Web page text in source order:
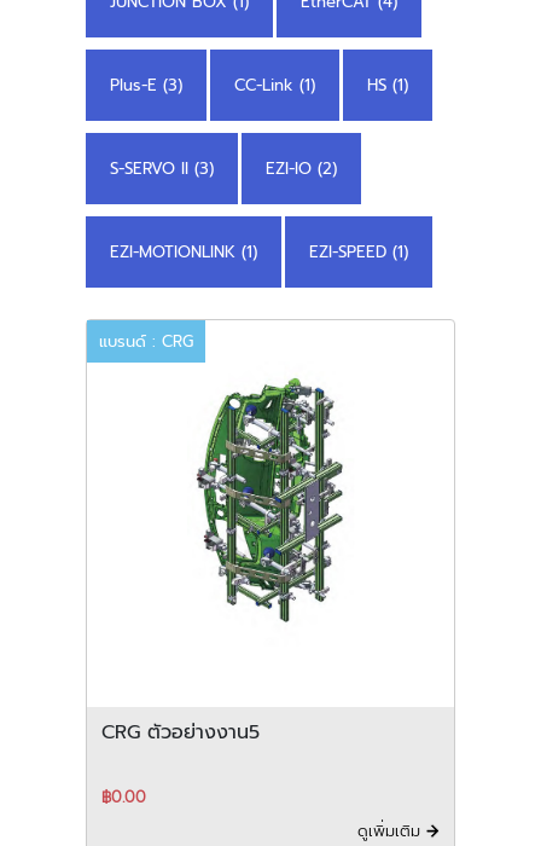
Plus-E (3) CC-Link (1) HS (1)
S-SERVO II (3) EZI-IO (2)
EZI-MOTIONLINK (1) EZI-SPEED (1)
แบรนด์ : CRG
CRG ตัวอย่างงาน5
฿0.00
ดูเพิ่มเติม